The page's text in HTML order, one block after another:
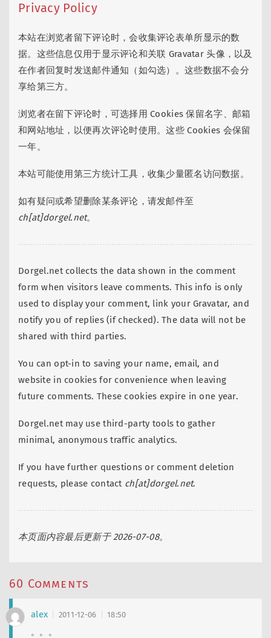
Privacy Policy
本站在浏览者留下评论时，会收集评论表单所显示的数
据。这些信息仅用于显示评论和关联 Gravatar 头像，以及
在作者回复时发送邮件通知（如勾选）。这些数据不会分
享给第三方。
浏览者在留下评论时，可选择用 Cookies 保留名字、邮箱
和网站地址，以便再次评论时使用。这些 Cookies 会保留
一年。
本站可能使用第三方统计工具，收集少量匿名访问数据。
如有疑问或希望删除某条评论，请发邮件至
ch[at]dorgel.net。
Dorgel.net collects the data shown in the comment
form when visitors leave comments. This info is only
used to display your comment, link your Gravatar, and
notify you of replies (if checked). The data will not be
shared with third parties.
You can opt-in to saving your name, email, and
website in cookies for convenience when leaving
future comments. These cookies expire in one year.
Dorgel.net may use third-party tools to gather
minimal, anonymous traffic analytics.
If you have further questions or comment deletion
requests, please contact ch[at]dorgel.net.
本页面内容最后更新于 2026-07-08。
60 Comments
alex 2011-12-06 18:50
。。。